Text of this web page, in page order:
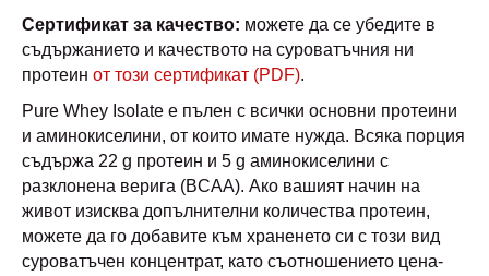
Сертификат за качество: можете да се убедите в
съдържанието и качеството на суроватъчния ни
протеин от този сертификат (PDF).
Pure Whey Isolate е пълен с всички основни протеини
и аминокиселини, от които имате нужда. Всяка порция
съдържа 22 g протеин и 5 g аминокиселини с
разклонена верига (BCAA). Ако вашият начин на
живот изисква допълнителни количества протеин,
можете да го добавите към храненето си с този вид
суроватъчен концентрат, като съотношението цена-